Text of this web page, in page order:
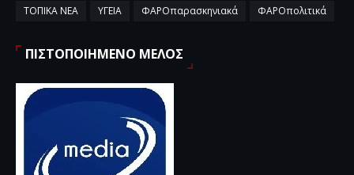
ΤΟΠΙΚΑ ΝΕΑ
ΥΓΕΙΑ ΦΑΡΟπαρασκηνιακά ΦΑΡΟπολιτικά
ΠΙΣΤΟΠΟΙΗΜΕΝΟ ΜΕΛΟΣ